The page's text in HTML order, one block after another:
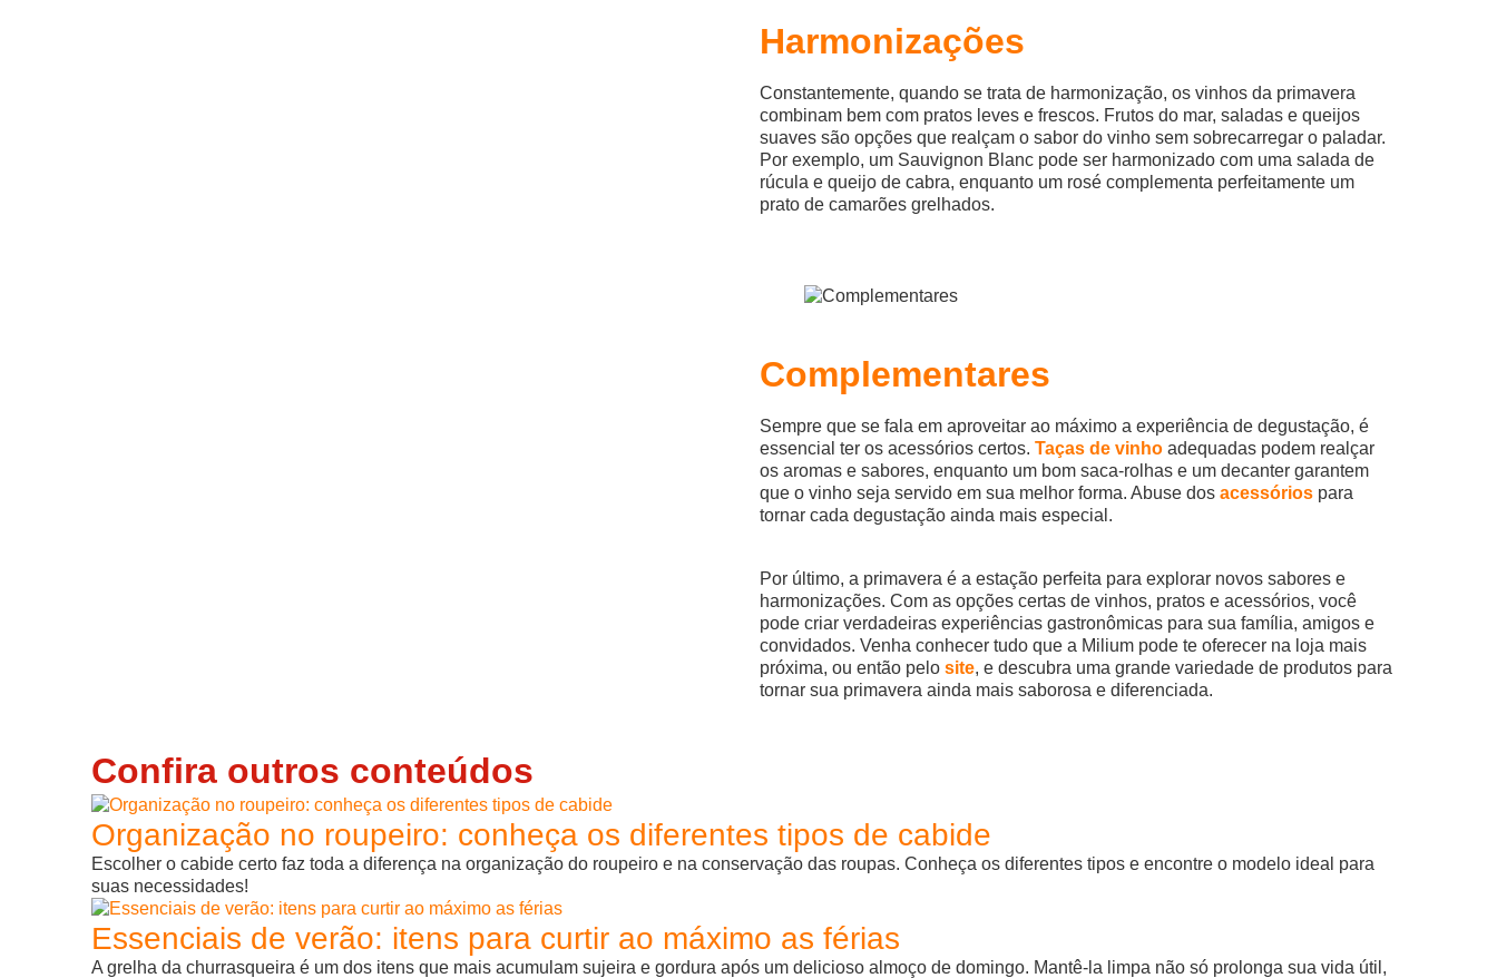
Harmonizações
Constantemente, quando se trata de harmonização, os vinhos da primavera
combinam bem com pratos leves e frescos. Frutos do mar, saladas e queijos
suaves são opções que realçam o sabor do vinho sem sobrecarregar o paladar.
Por exemplo, um Sauvignon Blanc pode ser harmonizado com uma salada de
rúcula e queijo de cabra, enquanto um rosé complementa perfeitamente um
prato de camarões grelhados.
Complementares
Sempre que se fala em aproveitar ao máximo a experiência de degustação, é
essencial ter os acessórios certos. Taças de vinho adequadas podem realçar
os aromas e sabores, enquanto um bom saca-rolhas e um decanter garantem
que o vinho seja servido em sua melhor forma. Abuse dos acessórios para
tornar cada degustação ainda mais especial.
Por último, a primavera é a estação perfeita para explorar novos sabores e
harmonizações. Com as opções certas de vinhos, pratos e acessórios, você
pode criar verdadeiras experiências gastronômicas para sua família, amigos e
convidados. Venha conhecer tudo que a Milium pode te oferecer na loja mais
próxima, ou então pelo site, e descubra uma grande variedade de produtos para
tornar sua primavera ainda mais saborosa e diferenciada.
Confira outros conteúdos
Organização no roupeiro: conheça os diferentes tipos de cabide
Escolher o cabide certo faz toda a diferença na organização do roupeiro e na conservação das roupas. Conheça os diferentes tipos e encontre o modelo ideal para
suas necessidades!
Essenciais de verão: itens para curtir ao máximo as férias
A grelha da churrasqueira é um dos itens que mais acumulam sujeira e gordura após um delicioso almoço de domingo. Mantê-la limpa não só prolonga sua vida útil,